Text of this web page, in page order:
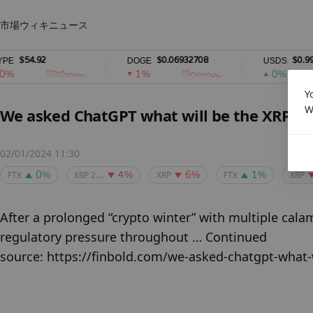
市場ウィキ ニュース
DOGE $0.06932708
1%
USDS
0%
We asked ChatGPT what will be the XRP
02/01/2024 11:30
FTX 0% XRP 2.... 4% XRP 6% FTX 1% XRP
After a prolonged “crypto winter” with multiple
regulatory pressure throughout … Continued
source: https://finbold.com/we-asked-chatgpt-